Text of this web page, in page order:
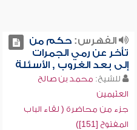
الفهرس:حكم من
تأخر عن رمي الجمرات
إلى بعد الغروب , الأسئلة
للشيخ: محمد بن صالح
العثيمين
جزء من محاضرة ( لقاء الباب
المفتوح [151])